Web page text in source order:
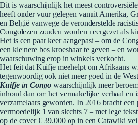
Dit is waarschijnlijk het meest
heeft onder vuur gelegen vanuit Amerika,
en België vanwege de veronderstelde
Congolezen zouden worden neergezet als
Het is een paar keer aangepast – om de
een kleinere bos kroeshaar te geven – en
waarschuwing erop in winkels verkocht.
Het feit dat Kuifje meehelpt om Afrikaans
tegenwoordig ook niet meer goed in de
Kuifje in Congo waarschijnlijk meer
inhoud dan om het vermakelijke verhaal en
verzamelaars geworden. In 2016 bracht
vermoedelijk 1 van slechts 7 – met lege
op de cover € 39.000 op in een Catawiki